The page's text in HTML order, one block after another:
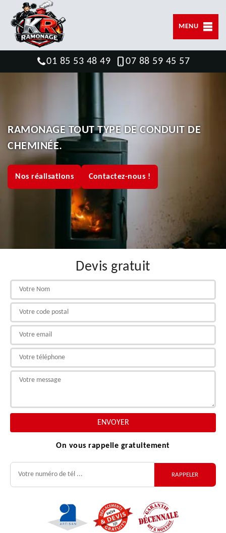
MENU
01 85 53 48 49 07 88 59 45 57
RAMONAGE TOUT TYPE DE CONDUIT DE
CHEMINÉE.
Nos réalisations Contactez-nous !
Devis gratuit
On vous rappelle gratuitement